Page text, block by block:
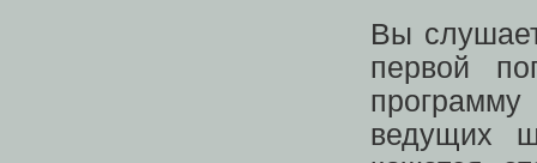
Вы
первой
ведущих